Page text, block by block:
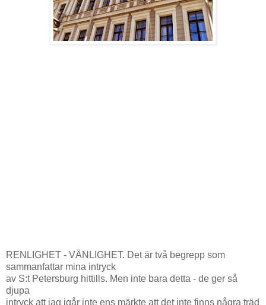
RENLIGHET - VÄNLIGHET. Det är två begrepp som
sammanfattar mina intryck
av S:t Petersburg hittills. Men inte bara detta - de ger så
djupa
intryck att jag igår inte ens märkte att det inte finns några träd